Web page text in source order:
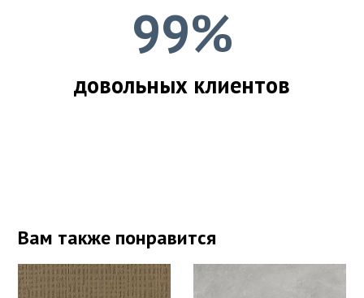
99%
довольных клиентов
Вам также понравится